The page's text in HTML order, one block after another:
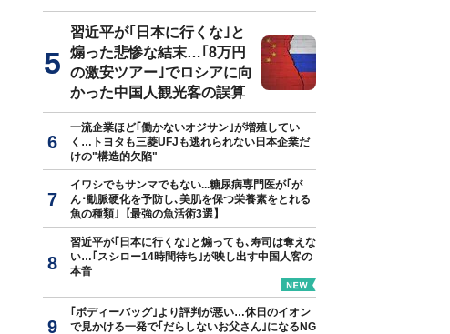
習近平が｢日本に行くな｣と
煽った悲惨な結末…｢8万円
の激安ツアー｣でロシアに向
かった中国人観光客の誤算
一流企業ほど｢働かないオジサン｣が増殖してい
く…トヨタも三菱UFJも逃れられない日本企業だ
けの"構造的欠陥"
イワシでもサンマでもない...糖尿病専門医が｢が
ん･動脈硬化を予防し､美肌を保つ栄養素をとれる
魚の種類｣【最強の魚活術3選】
習近平が｢日本に行くな｣と煽っても､寿司は奪えな
い…｢スシロー14時間待ち｣が映し出す中国人客の
本音
｢ボディーバッグ｣より評判が悪い…休日のイオン
で見かける一発で｢だらしないお父さん｣になるNG